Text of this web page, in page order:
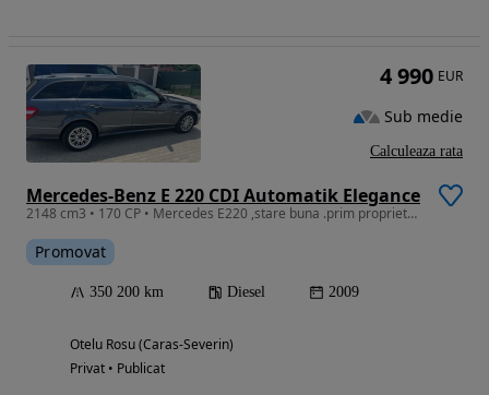
Mercedes-Benz E 220 CDI Automatik Elegance
2148 cm3 • 170 CP • Mercedes E220 ,stare buna .prim proprietar in RO
Promovat
350 200 km Diesel 2009
Otelu Rosu (Caras-Severin)
Privat • Publicat
4 990 EUR
Sub medie
Calculeaza rata